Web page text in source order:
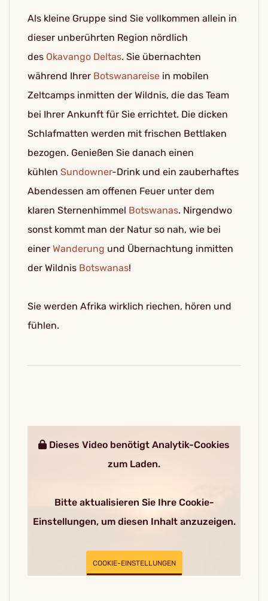
Als kleine Gruppe sind Sie vollkommen allein in
dieser unberührten Region nördlich
des Okavango Deltas. Sie übernachten
während Ihrer Botswanareise in mobilen
Zeltcamps inmitten der Wildnis, die das Team
bei Ihrer Ankunft für Sie errichtet. Die dicken
Schlafmatten werden mit frischen Bettlaken
bezogen. Genießen Sie danach einen
kühlen Sundowner-Drink und ein zauberhaftes
Abendessen am offenen Feuer unter dem
klaren Sternenhimmel Botswanas. Nirgendwo
sonst kommt man der Natur so nah, wie bei
einer Wanderung und Übernachtung inmitten
der Wildnis Botswanas!
Sie werden Afrika wirklich riechen, hören und
fühlen.
Dieses Video benötigt Analytik-Cookies
zum Laden.
Bitte aktualisieren Sie Ihre Cookie-
Einstellungen, um diesen Inhalt anzuzeigen.
COOKIE-EINSTELLUNGEN